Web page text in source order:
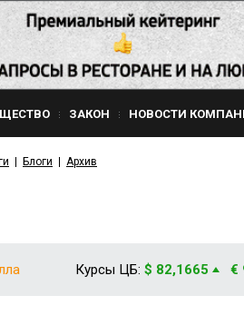
ЗАКОН НОВОСТИ
Блоги Архив
Курсы ЦБ: $ 82,1665 €